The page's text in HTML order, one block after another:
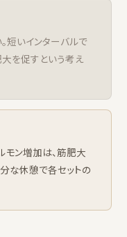
短いインターバルで
を促すという考え
ン増加は、筋肥大
な休憩で各セットの